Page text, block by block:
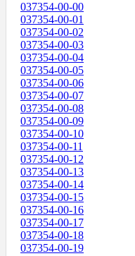
037354-00-00
037354-00-01
037354-00-02
037354-00-03
037354-00-04
037354-00-05
037354-00-06
037354-00-07
037354-00-08
037354-00-09
037354-00-10
037354-00-11
037354-00-12
037354-00-13
037354-00-14
037354-00-15
037354-00-16
037354-00-17
037354-00-18
037354-00-19